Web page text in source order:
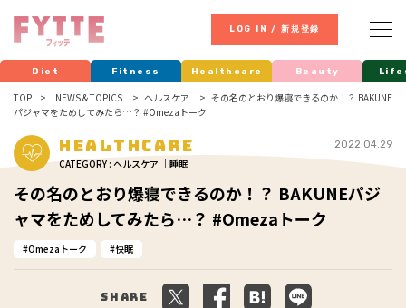
LOG IN / 新規登録
Diet Fitness Healthcare Beauty
TOP NEWS & TOPICS ヘルスケア
その名のとおり爆寝できるのか！？ BAKUNE
パジャマをためしてみたら…？ #Omezaトーク
Healthcare
CATEGORY : ヘルスケア ｜睡眠
2022.04.29
その名のとおり爆寝できるのか！？ BAKUNEパジ
ャマをためしてみたら…？ #Omezaトーク
Omezaトーク 快眠
Share